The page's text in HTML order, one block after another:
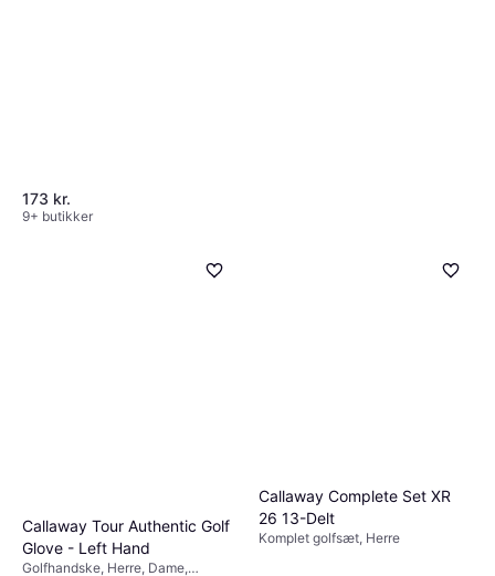
173 kr.
9+ butikker
Callaway Tour Authentic Golf
Glove - Left Hand
Golfhandske, Herre, Dame,
Callaway Complete Set XR
26 13-Delt
Komplet golfsæt, Herre